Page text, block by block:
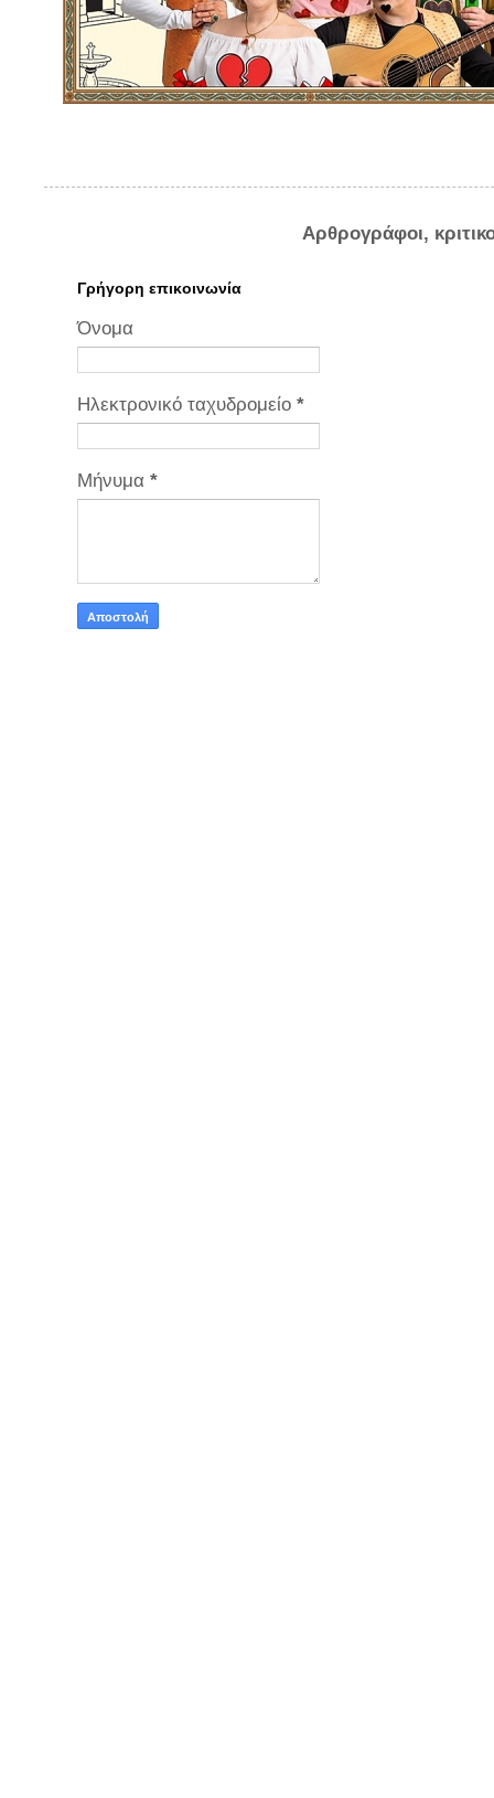
Αρθρογράφοι,
Γρήγορη επικοινωνία
Όνομα
Ηλεκτρονικό ταχυδρομείο *
Μήνυμα *